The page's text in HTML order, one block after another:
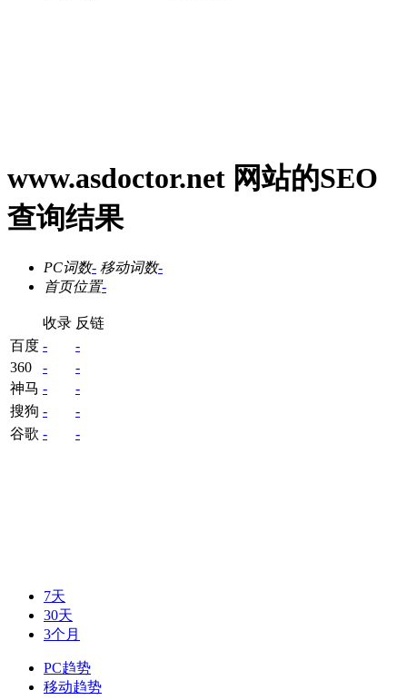
www.asdoctor.net 网站的SEO
查询结果
PC词数- 移动词数-
首页位置-
收录 反链
百度 -
-
360
-
-
神马 -
-
搜狗 -
-
谷歌 - -
7天
30天
3个月
PC趋势
移动趋势